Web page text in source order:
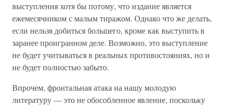
выступления хотя бы потому, что издание является
ежемесячником с малым тиражом. Однако что же делать,
если нельзя добиться большего, кроме как выступить в
заранее проигранном деле. Возможно, это выступление
не будет учитываться в реальных противостояниях, но и
не будет полностью забыто.
Впрочем, фронтальная атака на нашу молодую
литературу — это не обособленное явление, поскольку